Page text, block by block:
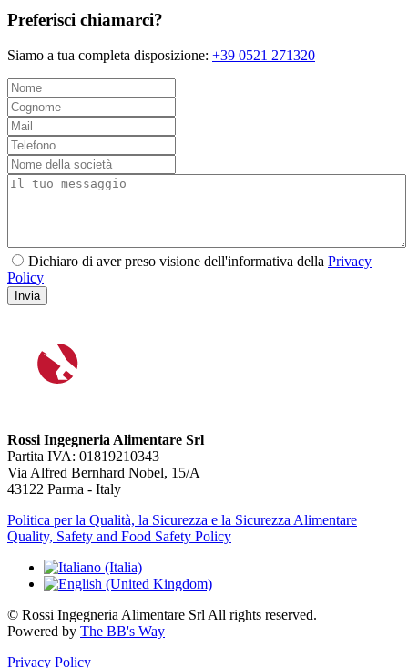
Preferisci chiamarci?
Siamo a tua completa disposizione: +39 0521 271320
Dichiaro di aver preso visione dell'informativa della Privacy
Policy
Invia
Rossi Ingegneria Alimentare Srl
Partita IVA: 01819210343
Via Alfred Bernhard Nobel, 15/A
43122 Parma - Italy
Politica per la Qualità, la Sicurezza e la Sicurezza Alimentare
Quality, Safety and Food Safety Policy
© Rossi Ingegneria Alimentare Srl All rights reserved.
Powered by The BB's Way
Privacy Policy